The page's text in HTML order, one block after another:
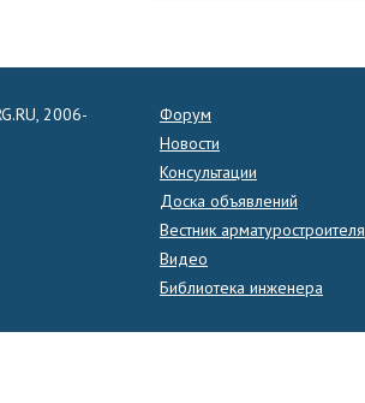
2006-
Форум
Новости
Консультации
Доска объявлений
Вестник арматуростроителя
Видео
Библиотека инженера